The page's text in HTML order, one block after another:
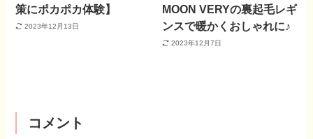
策にポカポカ体験】
2023年12月13日
MOON VERYの裏起毛レギ
ンスで暖かくおしゃれに♪
2023年12月7日
コメント